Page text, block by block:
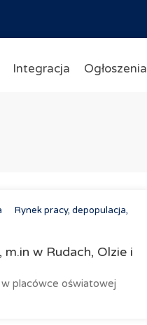
Integracja Ogłoszenia
Rynek pracy, depopulacja,
w Rudach, Olzie i
placówce oświatowej